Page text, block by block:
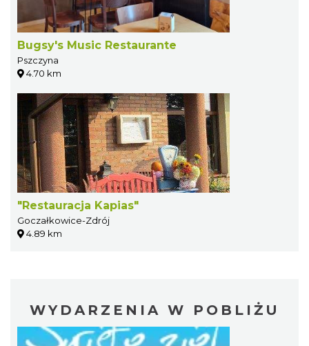
Bugsy's Music Restaurante
Pszczyna
4.70 km
"Restauracja Kapias"
Goczałkowice-Zdrój
4.89 km
WYDARZENIA W POBLIŻU